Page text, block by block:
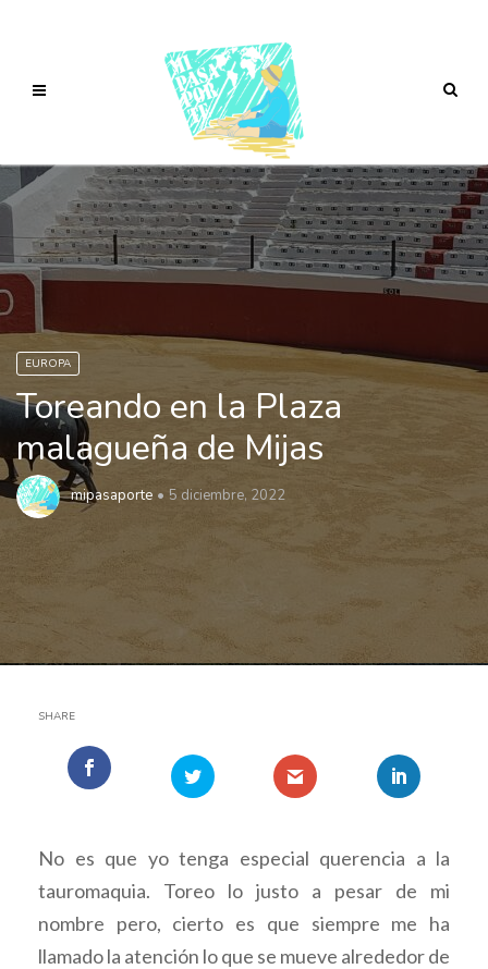
EUROPA
Toreando en la Plaza
malagueña de Mijas
mipasaporte 5 diciembre, 2022
SHARE
No es que yo tenga especial querencia a la
tauromaquia. Toreo lo justo a pesar de mi
nombre pero, cierto es que siempre me ha
llamado la atención lo que se mueve alrededor de